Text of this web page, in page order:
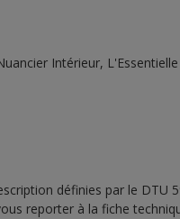
Intérieur,
définies par le DTU
reporter à la fiche